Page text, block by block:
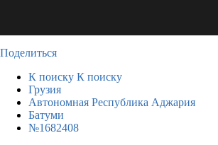
Поделиться
К поиску К поиску
Грузия
Автономная Республика Аджария
Батуми
№1682408